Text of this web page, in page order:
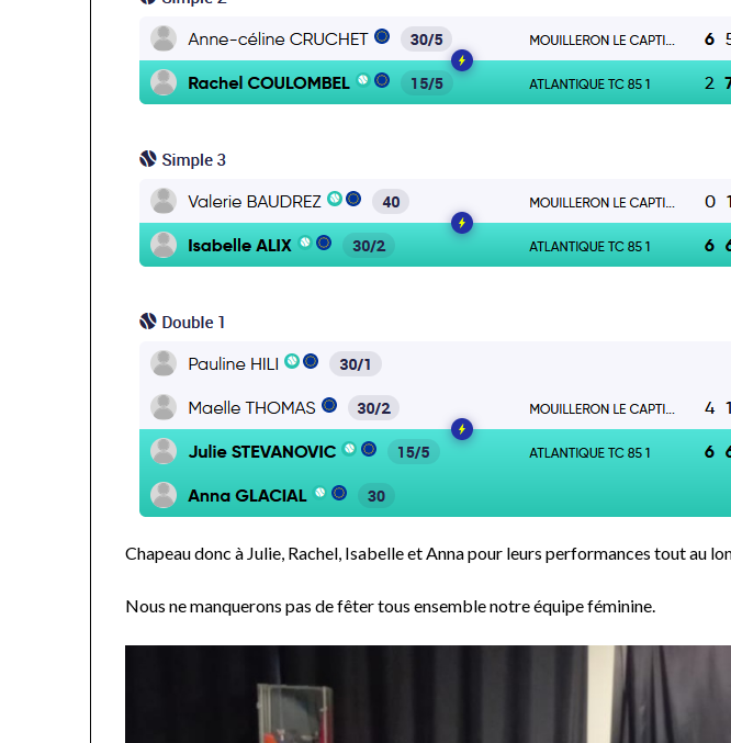
Chapeau donc à Julie, Rachel, Isabelle et Anna pour leurs performances tout au
Nous ne manquerons pas de fêter tous ensemble notre équipe féminine.